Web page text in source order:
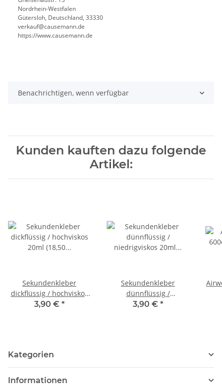
Nordrhein-Westfalen
Gütersloh, Deutschland, 33330
verkauf@causemann.de
https://www.causemann.de
Benachrichtigen, wenn verfügbar
Kunden kauften dazu folgende
Artikel:
Sekundenkleber
dickflüssig / hochviskos
20ml (18,50 Euro/100ml)
3,90 € *
Sekundenkleber
dünnflüssig /
niedrigviskos 20ml
3,90 € *
Kategorien
Informationen